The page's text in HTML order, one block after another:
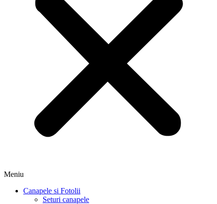
Meniu
Canapele si Fotolii
Seturi canapele